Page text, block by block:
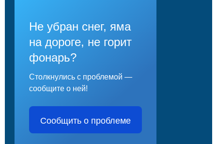
Не убран снег, яма
на дороге, не горит
фонарь?
Столкнулись с проблемой —
сообщите о ней!
Сообщить о проблеме